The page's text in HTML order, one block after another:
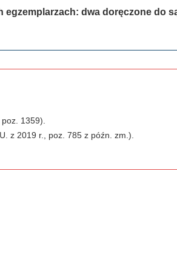
dwa doręczone do
1359).
z 2019 r., poz. 785 z późn. zm.).